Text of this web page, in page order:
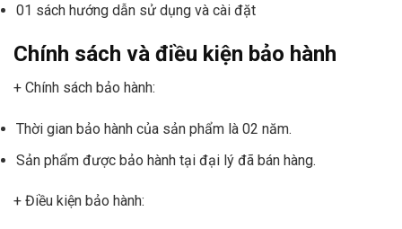
01 sách hướng dẫn sử dụng và cài đặt
Chính sách và điều kiện bảo hành
+ Chính sách bảo hành:
Thời gian bảo hành của sản phẩm là 02 năm.
Sản phẩm được bảo hành tại đại lý đã bán hàng.
+ Điều kiện bảo hành: